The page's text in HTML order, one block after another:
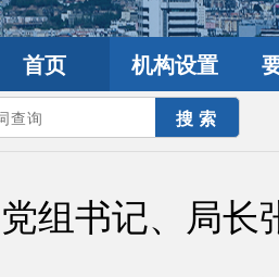
首页 机构设置
>要闻动态
党组书记、局长